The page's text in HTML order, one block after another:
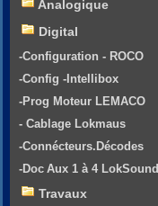
Analogique
Digital
-Configuration - ROCO
-Config -Intellibox
-Prog Moteur LEMACO
- Cablage Lokmaus
-Connécteurs.Décodes
-Doc Aux 1 à 4 LokSound
Travaux